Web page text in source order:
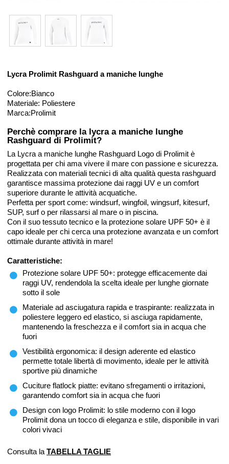
Lycra Prolimit Rashguard a maniche lunghe
Colore:Bianco
Materiale: Poliestere
Marca:Prolimit
Perchè comprare la lycra a maniche lunghe
Rashguard di Prolimit?
La Lycra a maniche lunghe Rashguard Logo di Prolimit è
progettata per chi ama vivere il mare con passione e sicurezza.
Realizzata con materiali tecnici di alta qualità questa rashguard
garantisce massima protezione dai raggi UV e un comfort
superiore durante le attività acquatiche.
Perfetta per sport come: windsurf, wingfoil, wingsurf, kitesurf,
SUP, surf o per rilassarsi al mare o in piscina.
Con il suo tessuto tecnico e la protezione solare UPF 50+ è il
capo ideale per chi cerca una protezione avanzata e un comfort
ottimale durante attività in mare!
Caratteristiche:
Protezione solare UPF 50+: protegge efficacemente dai
raggi UV, rendendola la scelta ideale per lunghe giornate
sotto il sole
Materiale ad asciugatura rapida e traspirante: realizzata in
poliestere leggero ed elastico, si asciuga rapidamente,
mantenendo la freschezza e il comfort sia in acqua che
fuori
Vestibilità ergonomica: il design aderente ed elastico
permette totale libertà di movimento, ideale per le attività
sportive più dinamiche
Cuciture flatlock piatte: evitano sfregamenti o irritazioni,
garantendo comfort sia in acqua che fuori
Design con logo Prolimit: lo stile moderno con il logo
Prolimit dona un tocco di eleganza e stile, disponibile in vari
colori vivaci
Consulta la TABELLA TAGLIE